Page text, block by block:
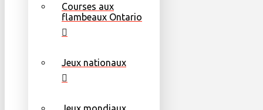
Courses aux
flambeaux Ontario
Jeux nationaux